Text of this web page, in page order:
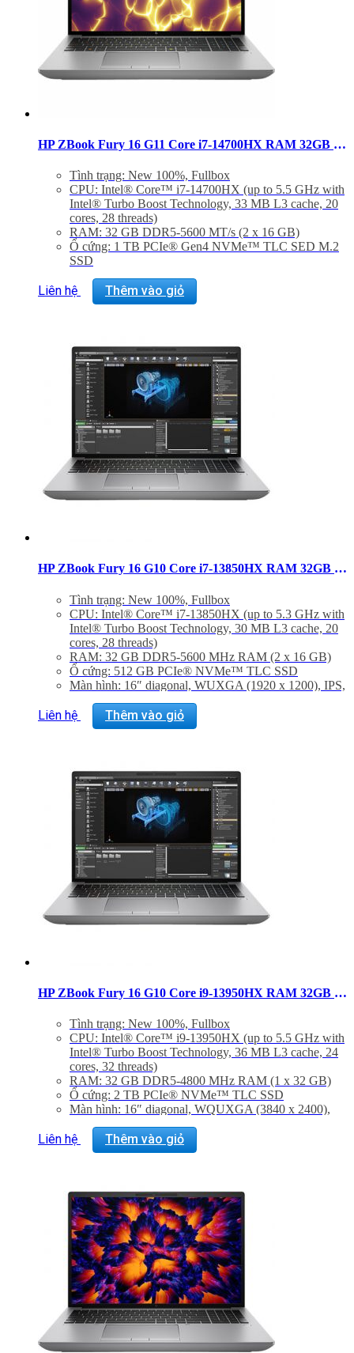
HP ZBook Fury 16 G11 Core i7-14700HX RAM 32GB SSD 1TB RTX 2000 Ada Windows 11 Pro
Tình trạng: New 100%, Fullbox
CPU: Intel® Core™ i7-14700HX (up to 5.5 GHz with
Intel® Turbo Boost Technology, 33 MB L3 cache, 20
cores, 28 threads)
RAM: 32 GB DDR5-5600 MT/s (2 x 16 GB)
Ổ cứng: 1 TB PCIe® Gen4 NVMe™ TLC SED M.2
SSD
anti-glare, micro-edge, 400 nits, 100% sRGB
Graphic Card: Discrete, NVIDIA RTX™ 2000 Ada
Trọng lượng: 2,35 Kg
Liên hệ Thêm vào giỏ
HP ZBook Fury 16 G10 Core i7-13850HX RAM 32GB SSD 512GB RTX 3500 Windows 11 Pro
Tình trạng: New 100%, Fullbox
CPU: Intel® Core™ i7-13850HX (up to 5.3 GHz with
Intel® Turbo Boost Technology, 30 MB L3 cache, 20
cores, 28 threads)
RAM: 32 GB DDR5-5600 MHz RAM (2 x 16 GB)
Ổ cứng: 512 GB PCIe® NVMe™ TLC SSD
Màn hình: 16″ diagonal, WUXGA (1920 x 1200), IPS,
Graphic Card: Discrete, NVIDIA RTX™ 3500 Ada
Generation Laptop GPU (12 GB GDDR6 dedicated
Liên hệ Thêm vào giỏ
HP ZBook Fury 16 G10 Core i9-13950HX RAM 32GB SSD 2TB RTX A1000 Windows 11 Pro
Tình trạng: New 100%, Fullbox
CPU: Intel® Core™ i9-13950HX (up to 5.5 GHz with
Intel® Turbo Boost Technology, 36 MB L3 cache, 24
cores, 32 threads)
RAM: 32 GB DDR5-4800 MHz RAM (1 x 32 GB)
Ổ cứng: 2 TB PCIe® NVMe™ TLC SSD
Màn hình: 16″ diagonal, WQUXGA (3840 x 2400),
HP DreamColor
Graphic Card: Discrete, NVIDIA RTX™ A1000
Trọng lượng: 2.4 Kg
Liên hệ Thêm vào giỏ